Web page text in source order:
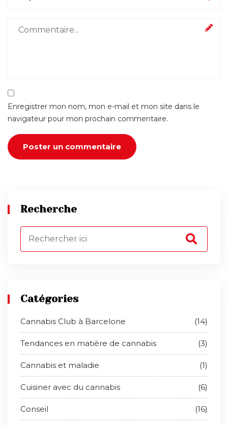
Enregistrer mon nom, mon e-mail et mon site dans le
navigateur pour mon prochain commentaire.
Recherche
Catégories
Cannabis Club à Barcelone (14)
Tendances en matière de cannabis (3)
Cannabis et maladie (1)
Cuisiner avec du cannabis (6)
Conseil (16)